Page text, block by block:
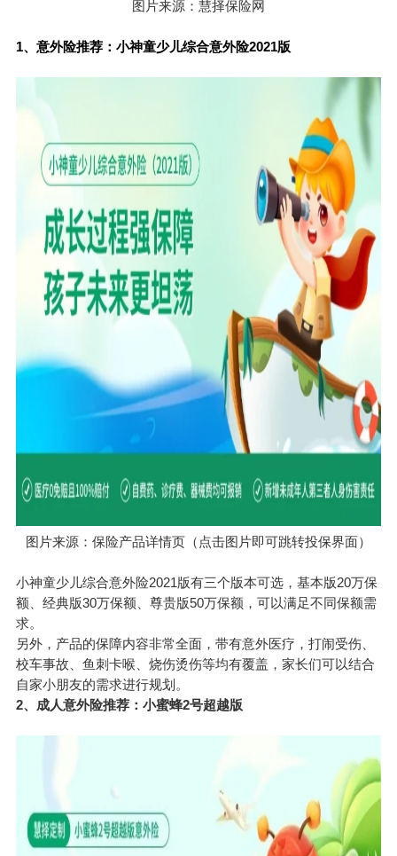
图片来源：慧择保险网
1、意外险推荐：小神童少儿综合意外险2021版
图片来源： 保险产品详情页（点击图片即可跳转投保界面）
小神童少儿综合意外险2021版有三个版本可选，基本版20万保
额、经典版30万保额、尊贵版50万保额，可以满足不同保额需
求。
另外，产品的保障内容非常全面，带有意外医疗，打闹受伤、
校车事故、鱼刺卡喉、烧伤烫伤等均有覆盖，家长们可以结合
自家小朋友的需求进行规划。
2、成人意外险推荐：小蜜蜂2号超越版